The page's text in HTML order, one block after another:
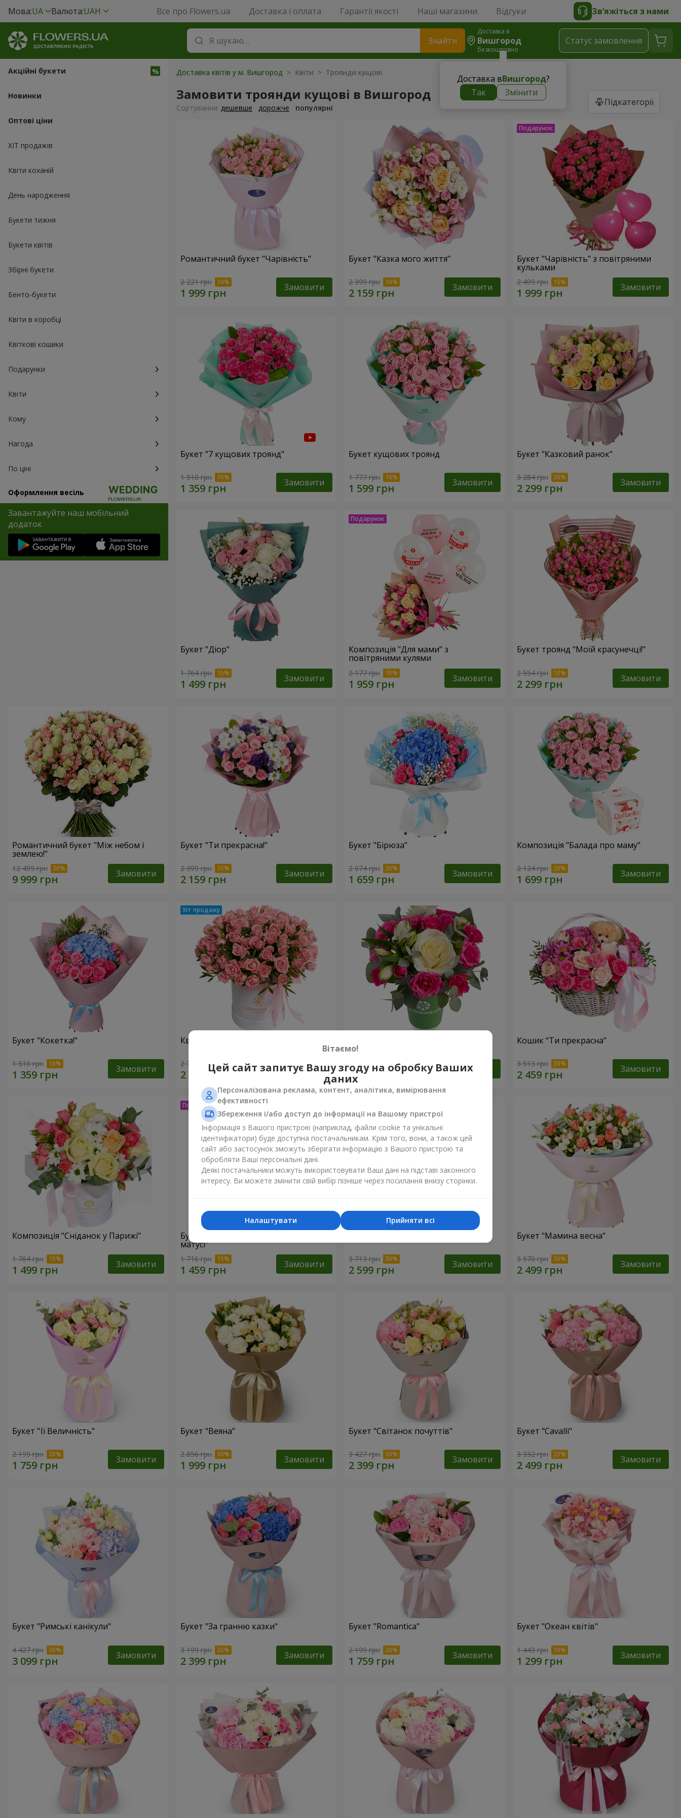
Мова:UA Валюта:UAH Все про Flowers.ua Доставка і оплата Гарантії якості Наші магазини Відгуки Зв’яжіться з нами
Знайти
Доставка в
Вишгород
безкоштовно
Доставка вВишгород?
Так
Змінити
Статус замовлення
Акційні букети
Новинки
Оптові ціни
ХІТ продажів
Квіти коханій
День народження
Букети тижня
Букети квітів
Збірні букети
Бенто-букети
Квіти в коробці
Квіткові кошики
Подарунки
Квіти
Кому
Нагода
По ціні
Оформлення весіль
Завантажуйте наш мобільний
додаток
Доставка квітів у м. Вишгород > Квіти > Троянди кущові
Замовити троянди кущові в Вишгород Підкатегорії
Сортування: дешевше дорожче популярні
Романтичний букет "Чарівність"
2 221 грн Замовити
Букет "Казка мого життя"
2 399 грн Замовити
Букет "Чарівність" з повітряними
кульками
2 499 грн Замовити
Букет "7 кущових троянд"
1 510 грн Замовити
Букет кущових троянд
1 777 грн Замовити
Букет "Казковий ранок"
3 284 грн Замовити
Букет "Діор"
1 764 грн Замовити
Композиція "Для мами" з
повітряними кулями
2 177 грн Замовити
Букет троянд "Моїй красунечці!"
2 554 грн Замовити
Романтичний букет "Між небом і
землею!"
12 499 грн Замовити
Букет "Ти прекрасна!"
2 399 грн Замовити
Букет "Бірюза"
2 074 грн Замовити
Композиція "Балада про маму"
2 124 грн Замовити
Букет "Кокетка!"
1 510 грн Замовити
Квіти в коробці "Рожевий оазис"
2 749 грн Замовити 954 грн Замовити
Кошик “Ти прекрасна”
3 513 грн Замовити
Композиція "Сніданок у Парижі"
1 764 грн Замовити
Букет "Мари" з цукерками "Любій
матусі"
1 716 грн Замовити 3 713 грн Замовити
Букет "Мамина весна"
3 570 грн Замовити
Букет "Її Величність"
2 199 грн Замовити
Букет "Веяна"
2 856 грн Замовити
Букет "Світанок почуттів"
3 427 грн Замовити
Букет "Cаvalli"
3 332 грн Замовити
Букет "Римські канікули"
4 427 грн Замовити
Букет "За гранню казки"
3 199 грн Замовити
Букет "Romantica"
2 199 грн Замовити
Букет "Океан квітів"
1 443 грн Замовити
Вітаємо!
Цей сайт запитує Вашу згоду на обробку Ваших
даних
Персоналізована реклама, контент, аналітика, вимірювання
ефективності
Збереження і/або доступ до інформації на Вашому пристрої
Інформація з Вашого пристрою (наприклад, файли cookie та унікальні
ідентифікатори) буде доступна постачальникам. Крім того, вони, а також цей
сайт або застосунок зможуть зберігати інформацію з Вашого пристрою та
обробляти Ваші персональні дані.
Деякі постачальники можуть використовувати Ваші дані на підставі законного
інтересу. Ви можете змінити свій вибір пізніше через посилання внизу сторінки.
Прийняти всі
Налаштувати